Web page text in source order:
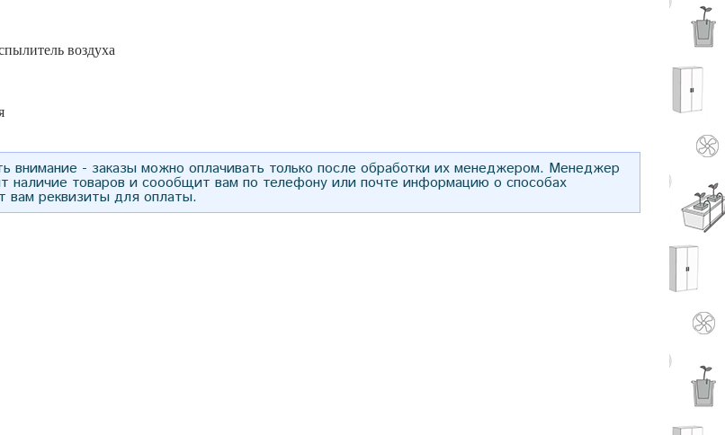
воздуха
внимание - заказы можно оплачивать только после обработки их менеджером. Менеджер
наличие товаров и соообщит вам по телефону или почте информацию о способах
вам реквизиты для оплаты.